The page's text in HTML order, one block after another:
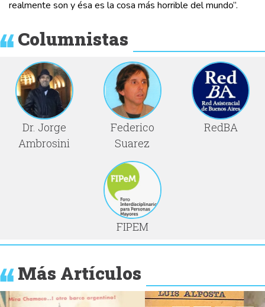
realmente son y ésa es la cosa más horrible del mundo”.
Columnistas
Dr. Jorge
Ambrosini
Federico
Suarez
RedBA
FIPEM
Más Artículos